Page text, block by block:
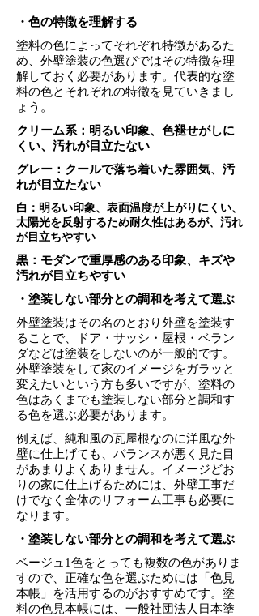
・色の特徴を理解する
塗料の色によってそれぞれ特徴があるた
め、外壁塗装の色選びではその特徴を理
解しておく必要があります。代表的な塗
料の色とそれぞれの特徴を見ていきまし
ょう。
クリーム系：明るい印象、色褪せがしに
くい、汚れが目立たない
グレー：クールで落ち着いた雰囲気、汚
れが目立たない
白：明るい印象、表面温度が上がりにくい、
太陽光を反射するため耐久性はあるが、汚れ
が目立ちやすい
黒：モダンで重厚感のある印象、キズや
汚れが目立ちやすい
・塗装しない部分との調和を考えて選ぶ
外壁塗装はその名のとおり外壁を塗装す
ることで、ドア・サッシ・屋根・ベラン
ダなどは塗装をしないのが一般的です。
外壁塗装をして家のイメージをガラッと
変えたいという方も多いですが、塗料の
色はあくまでも塗装しない部分と調和す
る色を選ぶ必要があります。
例えば、純和風の瓦屋根なのに洋風な外
壁に仕上げても、バランスが悪く見た目
があまりよくありません。イメージどお
りの家に仕上げるためには、外壁工事だ
けでなく全体のリフォーム工事も必要に
なります。
・塗装しない部分との調和を考えて選ぶ
ベージュ1色をとっても複数の色がありま
すので、正確な色を選ぶためには「色見
本帳」を活用するのがおすすめです。塗
料の色見本帳には、一般社団法人日本塗